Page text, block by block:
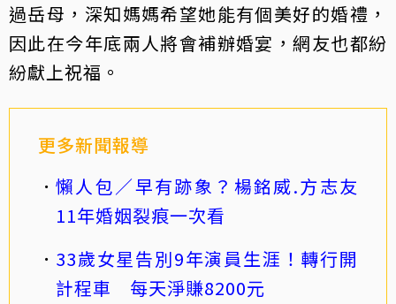
過岳母，深知媽媽希望她能有個美好的婚禮，
因此在今年底兩人將會補辦婚宴，網友也都紛
紛獻上祝福。
更多新聞報導
懶人包／早有跡象？楊銘威.方志友
11年婚姻裂痕一次看
33歲女星告別9年演員生涯！轉行開
計程車 每天淨賺8200元